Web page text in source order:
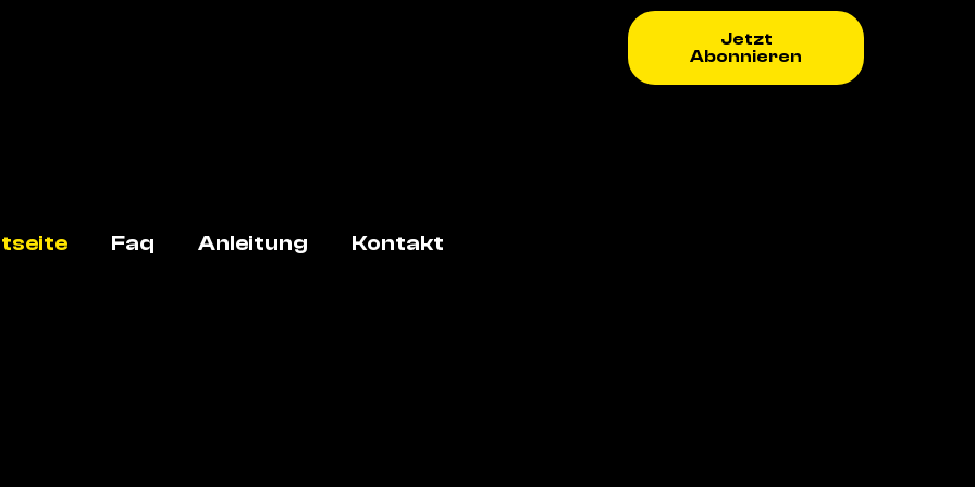
Faq Anleitung Kontakt
Jetzt
Abonnieren